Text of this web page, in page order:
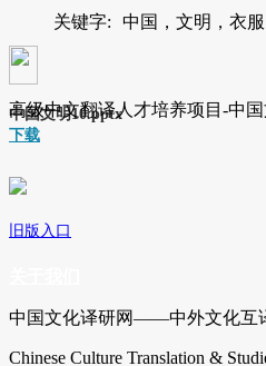
关键字:
中国，文明，衣服
中国文明10.pptx
下载
高级中文翻译人才培养项目-中
旧版入口
中国文化译研网——中外文化互
Chinese Culture Translation &